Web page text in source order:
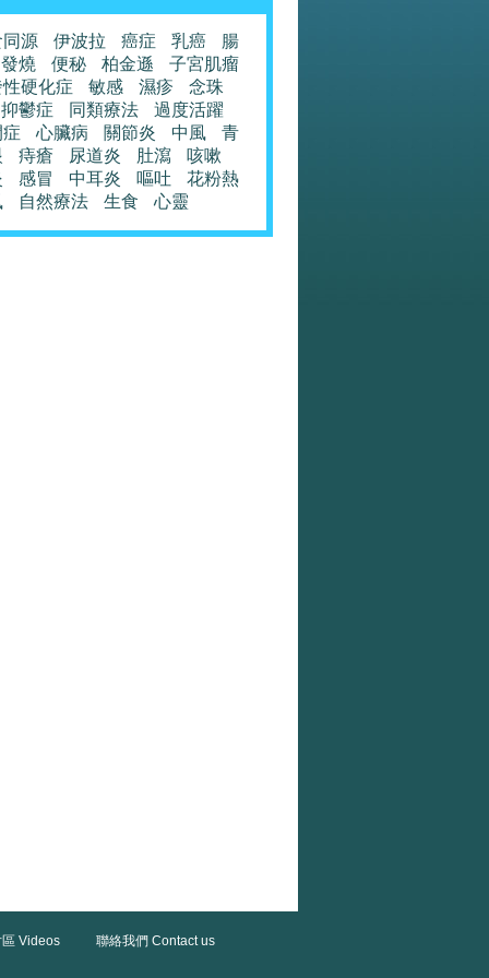
源 伊波拉 癌症 乳癌
腸
發燒
便秘 柏金遜
子宮肌瘤
硬化症
敏感 濕疹
念珠
抑鬱症
同類療法
過度活躍
心臟病 關節炎 中風
青
痔瘡 尿道炎 肚瀉
咳嗽
感冒 中耳炎 嘔吐
花粉熱
自然療法 生食 心靈
Videos 聯絡我們 Contact us